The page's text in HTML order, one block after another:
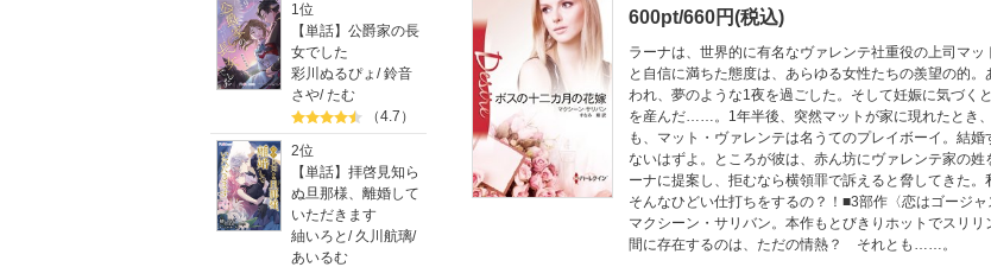
1位
【単話】公爵家の長
女でした
彩川ぬるぴょ /鈴音
さや/たむ
（4.7）
2位
【単話】拝啓見知ら
ぬ旦那様、離婚して
いただきます
紬いろと / 久川航璃/
あいるむ
600pt/660円(税込)
ラーナは、世界的に有名なヴァレンテ社重役の上司マ
と自信に満ちた態度は、あらゆる女性たちの羨望の的
われ、夢のような1夜を過ごした。そして妊娠に気づく
を産んだ……。1年半後、突然マットが家に現れたとき
も、マット・ヴァレンテは名うてのプレイボーイ。結
ないはずよ。ところが彼は、赤ん坊にヴァレンテ家の
ーナに提案し、拒むなら横領罪で訴えると脅してきた
そんなひどい仕打ちをするの？！■3部作〈恋はゴージ
マクシーン・サリバン。本作もとびきりホットでスリ
間に存在するのは、ただの情熱？ それとも……。